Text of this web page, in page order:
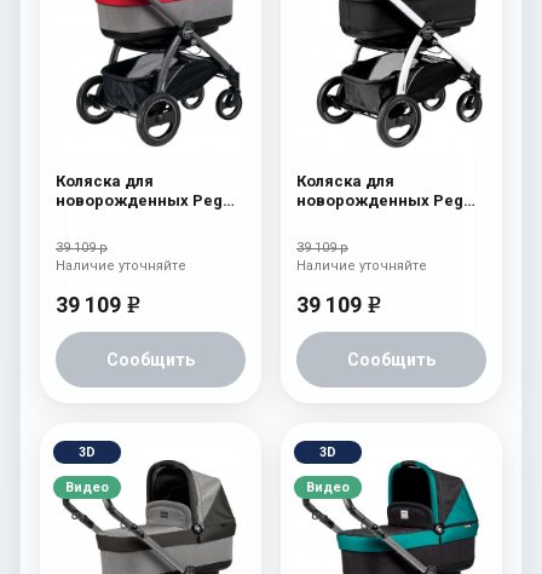
Коляска для
новорожденных Peg
(шасси Jet) Tulip
39 109 р
39 109 e
Сообщить
Наличие уточняйте
Коляска для
новорожденных Peg
(шасси Jet) Onyx
39 109 р
39 109 e
Сообщить
Наличие уточняйте
3D
Видео
3D
Видео